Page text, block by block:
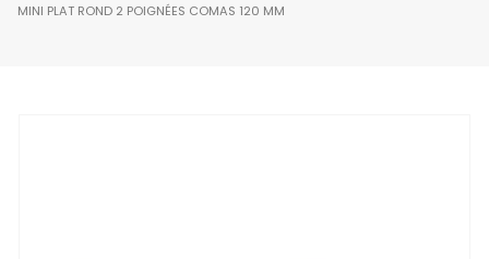
MINI PLAT ROND 2 POIGNÉES COMAS 120 MM